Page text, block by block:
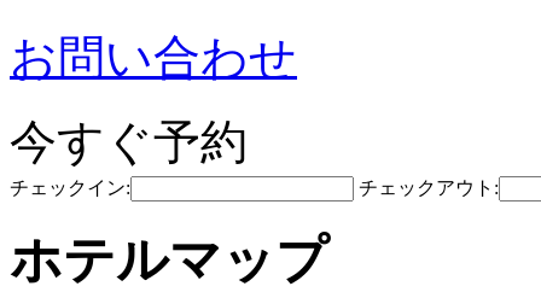
お問い合わせ
今すぐ予約
チェックイン: チェックアウト:
ホテルマップ